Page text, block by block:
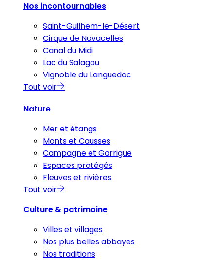
Nos incontournables
Saint-Guilhem-le-Désert
Cirque de Navacelles
Canal du Midi
Lac du Salagou
Vignoble du Languedoc
Tout voir
Nature
Mer et étangs
Monts et Causses
Campagne et Garrigue
Espaces protégés
Fleuves et rivières
Tout voir
Culture & patrimoine
Villes et villages
Nos plus belles abbayes
Nos traditions